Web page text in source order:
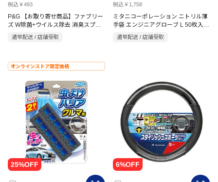
税込￥493
P&G 【お取り寄せ商品】ファブリー
ズ W除菌+ウイルス除去 消臭スプレ
ー 車用 210ml
通常配送 / 店舗受取
税込￥1,758
ミタニコーポレーション ニトリル薄
手袋 エンジニアグローブ L 50枚入
ブラック
通常配送 / 店舗受取
オンラインストア限定価格